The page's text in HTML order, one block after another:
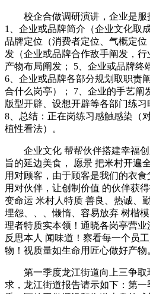
校企合做调研演讲，企业是服
1、企业或品牌简介（企业文化取
品牌定位（消费者定位、气概定
发（企业或品牌合作敌手阐发，
产物布局阐发； 5、企业或品牌终
6、企业或品牌各部分规划取职责
合什么岗亭）； 7、企业的手艺阐
版型开辟、设想开辟等各部门练习
8、总结：正在岗练习感触感染（
植性看法）。
企业文化 帮帮伙伴搭建幸福创
旨的延边美食， 愿景 把米村开遍
用对顾客，由于顾客是我们的衣食
用对伙伴，让创制价值 的伙伴获
变命运 米村人特质 善良、热诚、
埋怨、、、懒惰、容易放弃 树楷
理者特质实本领！通晓各岗亭营
反思本人 闻味道！察看每一个员
物！视质量如生命用匠心做好产物
第一季度龙江街道向上三争取
求，龙江街道报告请示如下：第